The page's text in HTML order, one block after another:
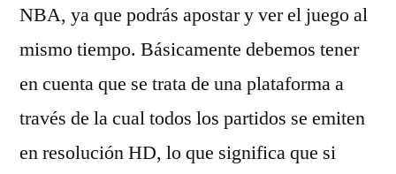
NBA, ya que podrás apostar y ver el juego al
mismo tiempo. Básicamente debemos tener
en cuenta que se trata de una plataforma a
través de la cual todos los partidos se emiten
en resolución HD, lo que significa que si